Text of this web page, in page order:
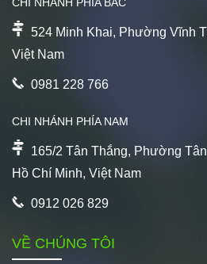
524 Minh Khai, Phường Vĩnh
Việt Nam
0981 228 766
CHI NHÁNH PHÍA NAM
165/2 Tân Thắng, Phường
Hồ Chí Minh, Việt Nam
0912 026 829
VỀ CHÚNG TÔI